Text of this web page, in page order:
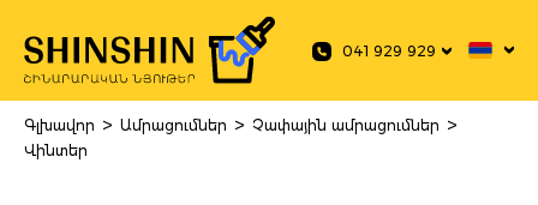
041 929 929
Գլխավոր > Ամրացումներ > Չափային ամրացումներ >
Վինտեր